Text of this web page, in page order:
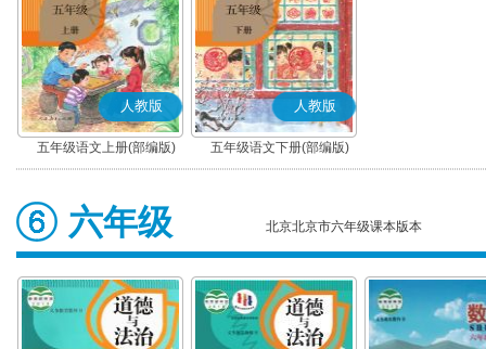
人教版
五年级语文上册(部编版)
人教版
五年级语文下册(部编版)
六年级 北京北京市六年级课本版本